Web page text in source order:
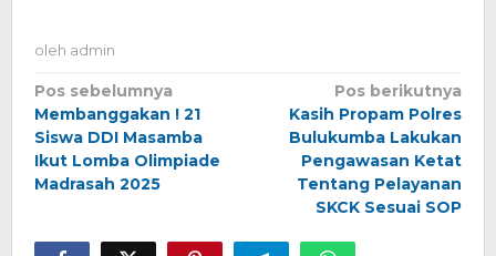
oleh admin
Navigasi
pos
Pos sebelumnya
Membanggakan ! 21
Siswa DDI Masamba
Ikut Lomba Olimpiade
Madrasah 2025
Pos berikutnya
Kasih Propam Polres
Bulukumba Lakukan
Pengawasan Ketat
Tentang Pelayanan
SKCK Sesuai SOP